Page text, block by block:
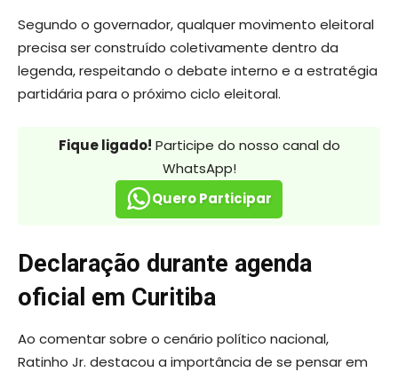
Segundo o governador, qualquer movimento eleitoral
precisa ser construído coletivamente dentro da
legenda, respeitando o debate interno e a estratégia
partidária para o próximo ciclo eleitoral.
Fique ligado! Participe do nosso canal do
WhatsApp!
Quero Participar
Declaração durante agenda
oficial em Curitiba
Ao comentar sobre o cenário político nacional,
Ratinho Jr. destacou a importância de se pensar em